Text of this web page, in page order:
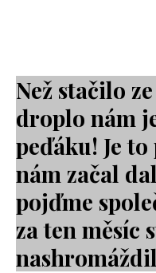
Než stačilo
droplo nám
peďáku! Je
nám začal
pojďme
za ten měsíc